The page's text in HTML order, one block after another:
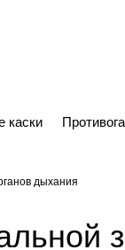
каски
дыхания